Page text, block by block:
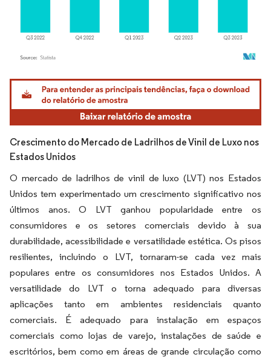
Imagem © Mordor Intelligence. O reuso requer atribuição conforme CC BY 4.0.
Crescimento do Mercado de Ladrilhos de Vinil de Luxo nos
Estados Unidos
O mercado de ladrilhos de vinil de luxo (LVT) nos Estados
Unidos tem experimentado um crescimento significativo nos
últimos anos. O LVT ganhou popularidade entre os
consumidores e os setores comerciais devido à sua
durabilidade, acessibilidade e versatilidade estética. Os pisos
resilientes, incluindo o LVT, tornaram-se cada vez mais
populares entre os consumidores nos Estados Unidos. A
versatilidade do LVT o torna adequado para diversas
aplicações tanto em ambientes residenciais quanto
comerciais. É adequado para instalação em espaços
comerciais como lojas de varejo, instalações de saúde e
escritórios, bem como em áreas de grande circulação como